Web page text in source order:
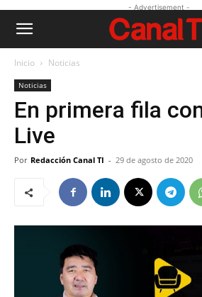
- Advertisement -
Inicio Noticias
Noticias
En primera fila
Live
Por Redacción Canal TI - 29 de agosto de 2020